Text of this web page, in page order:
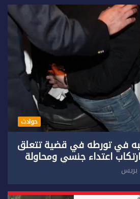
حوادث
في تورطه في قضية تتعلق
اعتداء جنسي ومحاولة
بريس